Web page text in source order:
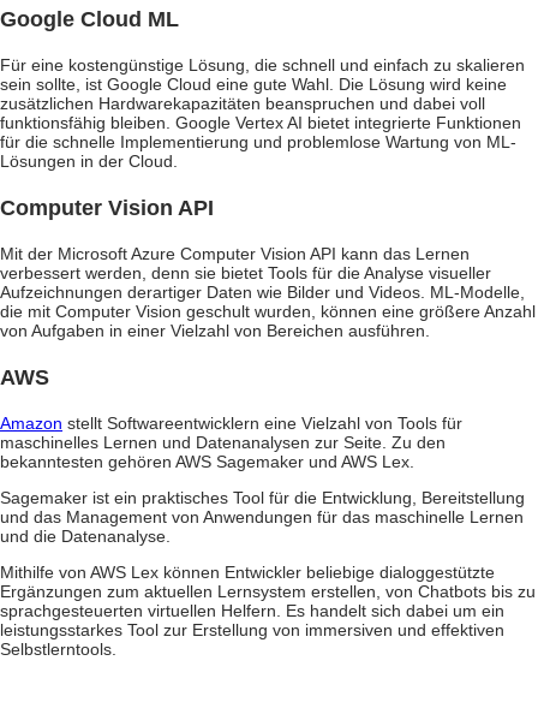
Google Cloud ML
Für eine kostengünstige Lösung, die schnell und einfach zu skalieren
sein sollte, ist Google Cloud eine gute Wahl. Die Lösung wird keine
zusätzlichen Hardwarekapazitäten beanspruchen und dabei voll
funktionsfähig bleiben. Google Vertex AI bietet integrierte Funktionen
für die schnelle Implementierung und problemlose Wartung von ML-
Lösungen in der Cloud.
Computer Vision API
Mit der Microsoft Azure Computer Vision API kann das Lernen
verbessert werden, denn sie bietet Tools für die Analyse visueller
Aufzeichnungen derartiger Daten wie Bilder und Videos. ML-Modelle,
die mit Computer Vision geschult wurden, können eine größere Anzahl
von Aufgaben in einer Vielzahl von Bereichen ausführen.
AWS
Amazon stellt Softwareentwicklern eine Vielzahl von Tools für
maschinelles Lernen und Datenanalysen zur Seite. Zu den
bekanntesten gehören AWS Sagemaker und AWS Lex.
Sagemaker ist ein praktisches Tool für die Entwicklung, Bereitstellung
und das Management von Anwendungen für das maschinelle Lernen
und die Datenanalyse.
Mithilfe von AWS Lex können Entwickler beliebige dialoggestützte
Ergänzungen zum aktuellen Lernsystem erstellen, von Chatbots bis zu
sprachgesteuerten virtuellen Helfern. Es handelt sich dabei um ein
leistungsstarkes Tool zur Erstellung von immersiven und effektiven
Selbstlerntools.